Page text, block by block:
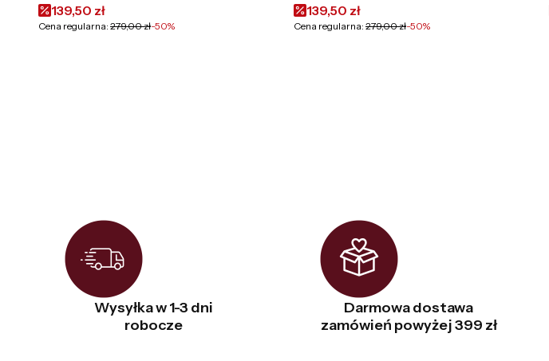
Cena promocyjna
139,50 zł
Cena regularna: 279,00 zł-50%
Cena promocyjna
139,50 zł
Cena regularna: 279,00 zł-50%
Wysyłka w 1-3 dni
robocze
Darmowa dostawa
zamówień powyżej 399 zł